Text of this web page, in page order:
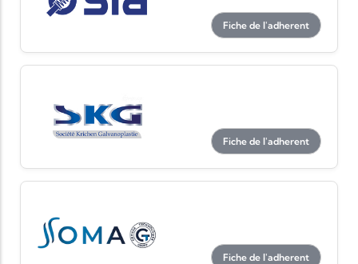
Fiche de l'adherent
Fiche de l'adherent
Fiche de l'adherent